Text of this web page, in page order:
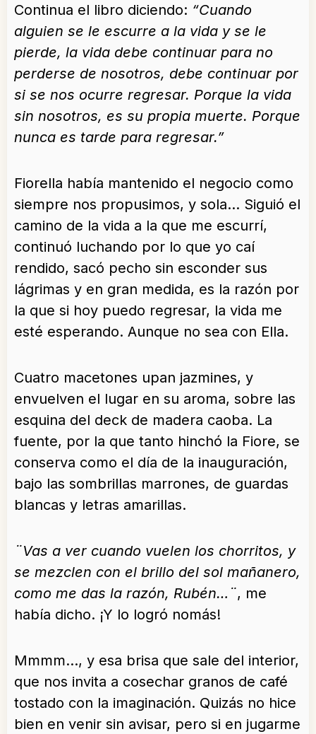
Continua el libro diciendo: “Cuando
alguien se le escurre a la vida y se le
pierde, la vida debe continuar para no
perderse de nosotros, debe continuar por
si se nos ocurre regresar. Porque la vida
sin nosotros, es su propia muerte. Porque
nunca es tarde para regresar.”
Fiorella había mantenido el negocio como
siempre nos propusimos, y sola… Siguió el
camino de la vida a la que me escurrí,
continuó luchando por lo que yo caí
rendido, sacó pecho sin esconder sus
lágrimas y en gran medida, es la razón por
la que si hoy puedo regresar, la vida me
esté esperando. Aunque no sea con Ella.
Cuatro macetones upan jazmines, y
envuelven el lugar en su aroma, sobre las
esquina del deck de madera caoba. La
fuente, por la que tanto hinchó la Fiore, se
conserva como el día de la inauguración,
bajo las sombrillas marrones, de guardas
blancas y letras amarillas.
¨Vas a ver cuando vuelen los chorritos, y
se mezclen con el brillo del sol mañanero,
como me das la razón, Rubén…¨, me
había dicho. ¡Y lo logró nomás!
Mmmm…, y esa brisa que sale del interior,
que nos invita a cosechar granos de café
tostado con la imaginación. Quizás no hice
bien en venir sin avisar, pero si en jugarme